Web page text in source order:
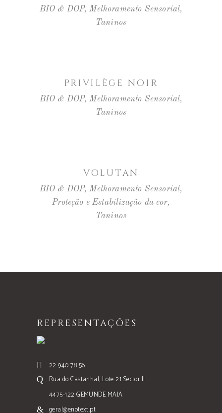
BIO & DOP,Melhoramento Sensorial,
Taninos
PRIVILÈGE NOIR
BIO & DOP,Melhoramento Sensorial,
Taninos
VOLUTAN
BIO & DOP,Melhoramento Sensorial,
Proteção e Estabilização da cor,
Taninos
REPRESENTAÇÕES
22 940 78 56
Rua do Castanhal, Lote 21 Sector II
4475-122 GEMUNDE MAIA
geral@enotext.pt